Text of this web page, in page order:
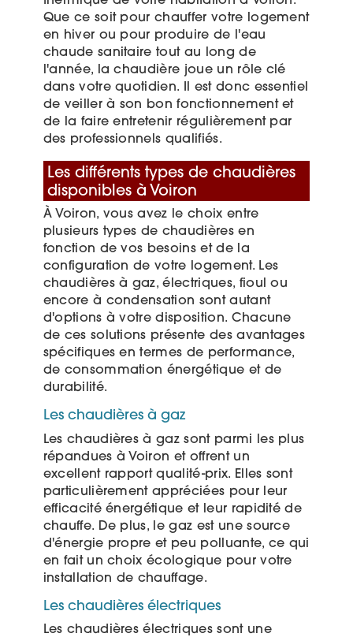
Que ce soit pour chauffer votre logement
en hiver ou pour produire de l'eau
chaude sanitaire tout au long de
l'année, la chaudière joue un rôle clé
dans votre quotidien. Il est donc essentiel
de veiller à son bon fonctionnement et
de la faire entretenir régulièrement par
des professionnels qualifiés.
Les différents types de chaudières
disponibles à Voiron
À Voiron, vous avez le choix entre
plusieurs types de chaudières en
fonction de vos besoins et de la
configuration de votre logement. Les
chaudières à gaz, électriques, fioul ou
encore à condensation sont autant
d'options à votre disposition. Chacune
de ces solutions présente des avantages
spécifiques en termes de performance,
de consommation énergétique et de
durabilité.
Les chaudières à gaz
Les chaudières à gaz sont parmi les plus
répandues à Voiron et offrent un
excellent rapport qualité-prix. Elles sont
particulièrement appréciées pour leur
efficacité énergétique et leur rapidité de
chauffe. De plus, le gaz est une source
d'énergie propre et peu polluante, ce qui
en fait un choix écologique pour votre
installation de chauffage.
Les chaudières électriques
Les chaudières électriques sont une